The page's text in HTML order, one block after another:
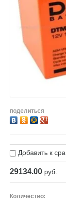
поделиться
Добавить к
29134.00 руб.
Количество: